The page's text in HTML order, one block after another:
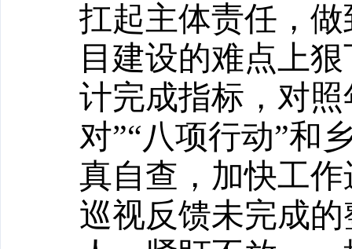
扛起主体责任，
目建设的难点上
计完成指标 ，对
对”“八项行动”和
真自查，加快工
巡视反馈未完成